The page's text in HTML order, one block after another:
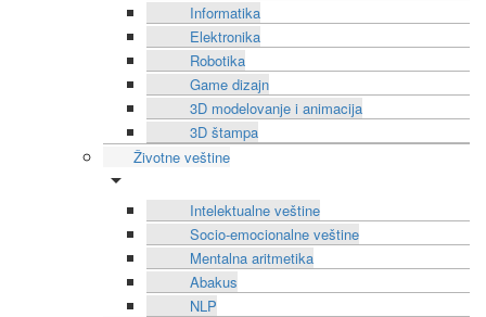
Informatika
Elektronika
Robotika
Game dizajn
3D modelovanje i animacija
3D štampa
Životne veštine
Intelektualne veštine
Socio-emocionalne veštine
Mentalna aritmetika
Abakus
NLP